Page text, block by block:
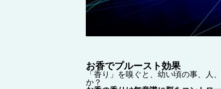
お香でプルースト効果
「香り」を嗅ぐと、幼い頃の事、人
か？